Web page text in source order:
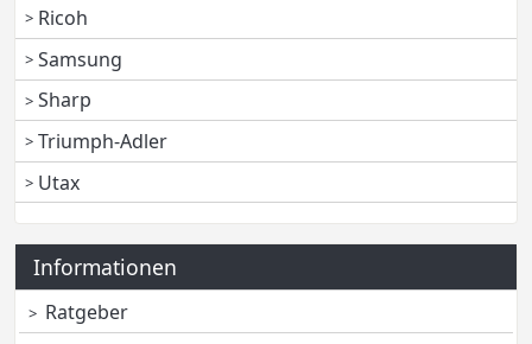
Ricoh
Samsung
Sharp
Triumph-Adler
Utax
Informationen
Ratgeber